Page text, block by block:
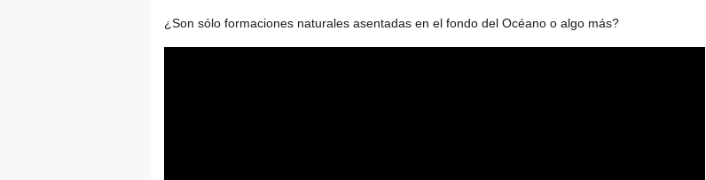
¿Son sólo formaciones naturales asentadas en el fondo del Océano o algo más?